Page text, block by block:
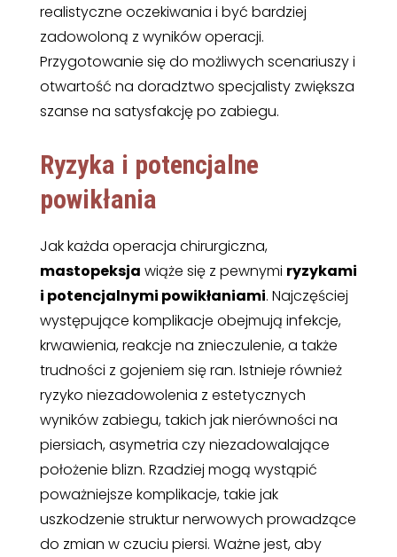
realistyczne oczekiwania i być bardziej
zadowoloną z wyników operacji.
Przygotowanie się do możliwych scenariuszy i
otwartość na doradztwo specjalisty zwiększa
szanse na satysfakcję po zabiegu.
Ryzyka i potencjalne
powikłania
Jak każda operacja chirurgiczna,
mastopeksja wiąże się z pewnymi ryzykami
i potencjalnymi powikłaniami. Najczęściej
występujące komplikacje obejmują infekcje,
krwawienia, reakcje na znieczulenie, a także
trudności z gojeniem się ran. Istnieje również
ryzyko niezadowolenia z estetycznych
wyników zabiegu, takich jak nierówności na
piersiach, asymetria czy niezadowalające
położenie blizn. Rzadziej mogą wystąpić
poważniejsze komplikacje, takie jak
uszkodzenie struktur nerwowych prowadzące
do zmian w czuciu piersi. Ważne jest, aby